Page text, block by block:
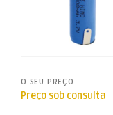
O SEU PREÇO
Preço sob consulta